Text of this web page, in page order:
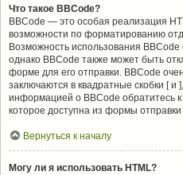
Что такое BBCode?
BBCode — это особая реализация
возможности по форматированию
Возможность использования
однако BBCode также может быть
форме для его отправки. BBCode
заключаются в квадратные скобки [ и
информацией о BBCode обратитесь
которое доступна из формы
Вернуться к началу
Могу ли я использовать HTML?